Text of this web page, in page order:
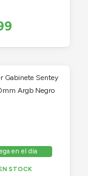
en el día
STOCK